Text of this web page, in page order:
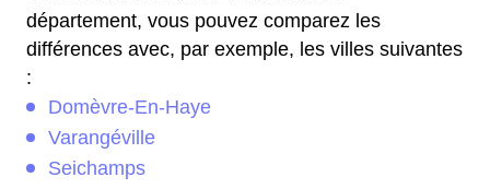
département, vous pouvez comparez les
différences avec, par exemple, les villes suivantes
:
Domèvre-En-Haye
Varangéville
Seichamps